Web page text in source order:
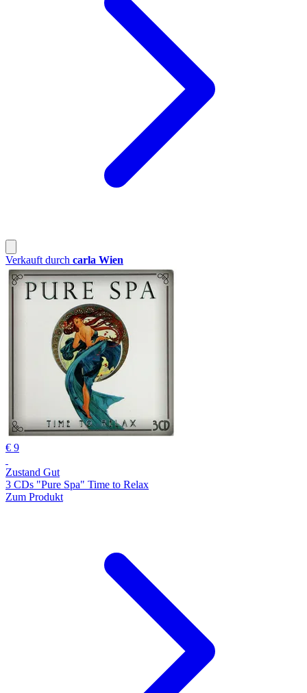
Verkauft durch carla Wien
€ 9
Zustand Gut
3 CDs "Pure Spa" Time to Relax
Zum Produkt